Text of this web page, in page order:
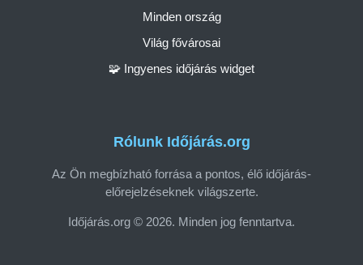
Rólunk Időjárás.org
Az Ön megbízható forrása a pontos, élő időjárás-
előrejelzéseknek világszerte.
Időjárás.org © 2026. Minden jog fenntartva.
Minden ország
Világ fővárosai
🧩 Ingyenes időjárás widget